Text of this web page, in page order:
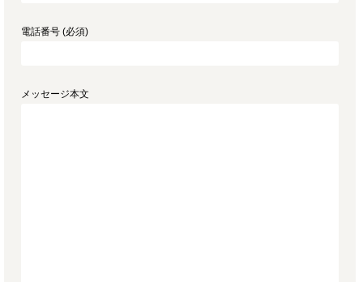
電話番号 (必須)
メッセージ本文